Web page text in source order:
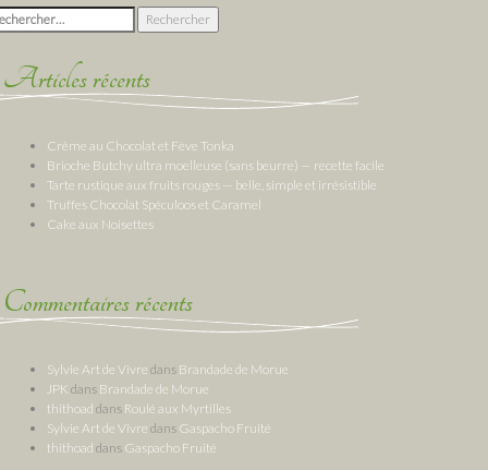
:
Articles récents
Crème au Chocolat et Fève Tonka
Brioche Butchy ultra moelleuse (sans beurre) — recette facile
Tarte rustique aux fruits rouges — belle, simple et irrésistible
Truffes Chocolat Spéculoos et Caramel
Cake aux Noisettes
Commentaires récents
Sylvie Art de Vivre dans Brandade de Morue
JPK dans Brandade de Morue
thithoad dans Roulé aux Myrtilles
Sylvie Art de Vivre dans Gaspacho Fruité
thithoad dans Gaspacho Fruité